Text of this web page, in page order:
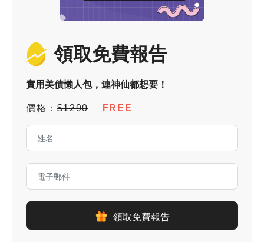
領取免費報告
實用美債懶人包，連神仙都想要！
價格：$1290 FREE
領取免費報告